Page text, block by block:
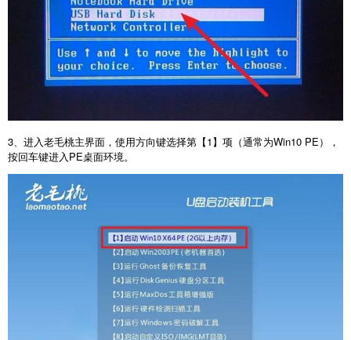
3、进入老毛桃主界面，使用方向键选择第【1】项（通常为Win10 PE），
按回车键进入PE桌面环境。